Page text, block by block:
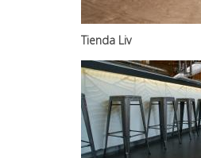
Tienda Liv